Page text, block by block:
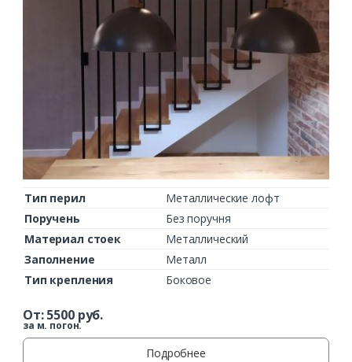
Тип перил
Металлические лофт
Поручень
Без поручня
Материал стоек
Металлический
Заполнение
Металл
Тип крепления
Боковое
От:5500руб.
за м. погон.
Подробнее